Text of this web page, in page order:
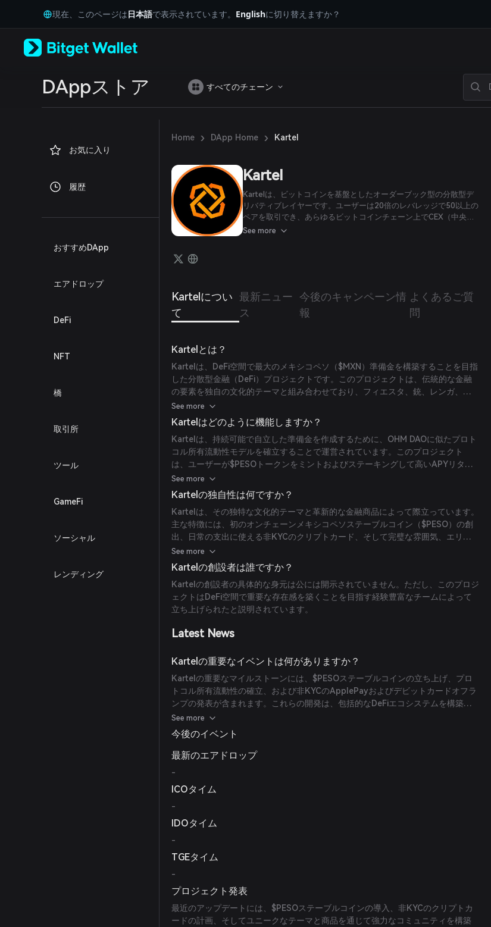
Tiếng Việt
Русский
Español (Latinoamérica)
Português (Portugal)
Bahasa Indonesia
Español (Argentina)
現在、このページは日本語で表示されています。 Englishに切り替えますか？
DAppストア すべてのチェーン
お気に入り
履歴
おすすめDApp
エアドロップ
DeFi
NFT
橋
取引所
ツール
GameFi
ソーシャル
レンディング
Home › DApp Home › Kartel
Kartel
Kartelは、ビットコインを基盤としたオーダーブック型の分散型デ
リバティブレイヤーです。ユーザーは20倍のレバレッジで50以上の
ペアを取引でき、あらゆるビットコインチェーン上でCEX（中央集
権型取引所）レベルの取引体験を実現します。
See more
Kartelについ
て
最新ニュー
ス
今後のキャンペーン情
報
よくあるご質
問
Kartelとは？
Kartelは、DeFi空間で最大のメキシコペソ（$MXN）準備金を構築することを目指
した分散型金融（DeFi）プロジェクトです。このプロジェクトは、伝統的な金融
の要素を独自の文化的テーマと組み合わせており、フィエスタ、銃、レンガ、チ
カス（女性）などの要素を取り入れています。Kartelは、実際のユーティリティ、
イノベーション、強いコミュニティの絆を通じて、コミュニティ主導の成功を暗
号通貨で再定義しようとしています。
See more
Kartelはどのように機能しますか？
Kartelは、持続可能で自立した準備金を作成するために、OHM DAOに似たプロト
コル所有流動性モデルを確立することで運営されています。このプロジェクト
は、ユーザーが$PESOトークンをミントおよびステーキングして高いAPYリター
ンを得ることができる、最初のデジタルメキシコペソ（$MXND）を導入していま
す。さらに、Kartelは非KYCのApplePayおよびデビットカードのオフランプを提
供する予定で、ユーザーが暗号資産をシームレスに使えるようにします。
See more
Kartelの独自性は何ですか？
Kartelは、その独特な文化的テーマと革新的な金融商品によって際立っています。
主な特徴には、初のオンチェーンメキシコペソステーブルコイン（$PESO）の創
出、日常の支出に使える非KYCのクリプトカード、そして完璧な雰囲気、エリー
トな商品、強い兄弟愛を重視したコミュニティ志向のアプローチが含まれます。
See more
Kartelの創設者は誰ですか？
Kartelの創設者の具体的な身元は公には開示されていません。ただし、このプロジ
ェクトはDeFi空間で重要な存在感を築くことを目指す経験豊富なチームによって
立ち上げられたと説明されています。
Latest News
Kartelの重要なイベントは何がありますか？
Kartelの重要なマイルストーンには、$PESOステーブルコインの立ち上げ、プロ
トコル所有流動性の確立、および非KYCのApplePayおよびデビットカードオフラ
ンプの発表が含まれます。これらの開発は、包括的なDeFiエコシステムを構築す
るというKartelのロードマップにおける重要なステップを示しています。
See more
今後のイベント
最新のエアドロップ
-
ICOタイム
-
IDOタイム
-
TGEタイム
-
プロジェクト発表
最近のアップデートには、$PESOステーブルコインの導入、非KYCのクリプトカ
ードの計画、そしてユニークなテーマと商品を通じて強力なコミュニティを構築